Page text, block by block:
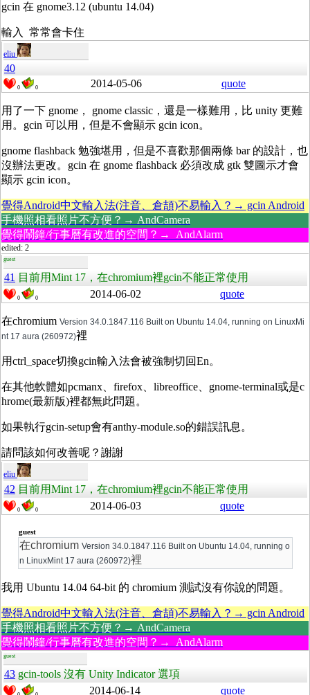
gcin 在 gnome3.12 (ubuntu 14.04)
輸入 常常會卡住
eliu
40
0 0 2014-05-06 quote
用了一下 gnome， gnome classic，還是一樣難用，比 unity 更難
用。gcin 可以用，但是不會顯示 gcin icon。
gnome flashback 勉強堪用，但是不喜歡那個兩條 bar 的設計，也
沒辦法更改。gcin 在 gnome flashback 必須改成 gtk 雙圖示才會
顯示 gcin icon。
覺得Android中文輸入法(注音、倉頡)不易輸入？→ gcin Android
手機照相看照片不方便？→ AndCamera
覺得鬧鐘/行事曆有改進的空間？→ AndAlarm
edited: 2
guest
41 目前用Mint 17，在chromium裡gcin不能正常使用
0 0 2014-06-02 quote
在chromium Version 34.0.1847.116 Built on Ubuntu 14.04, running on LinuxMi
nt 17 aura (260972)裡
用ctrl_space切換gcin輸入法會被強制切回En。
在其他軟體如pcmanx、firefox、libreoffice、gnome-terminal或是c
hrome(最新版)裡都無此問題。
如果執行gcin-setup會有anthy-module.so的錯誤訊息。
請問該如何改善呢？謝謝
eliu
42 目前用Mint 17，在chromium裡gcin不能正常使用
0 0 2014-06-03 quote
guest
在chromium Version 34.0.1847.116 Built on Ubuntu 14.04, running o
n LinuxMint 17 aura (260972)裡
我用 Ubuntu 14.04 64-bit 的 chromium 測試沒有你說的問題。
覺得Android中文輸入法(注音、倉頡)不易輸入？→ gcin Android
手機照相看照片不方便？→ AndCamera
覺得鬧鐘/行事曆有改進的空間？→ AndAlarm
guest
43 gcin-tools 沒有 Unity Indicator 選項
2014-06-14 quote